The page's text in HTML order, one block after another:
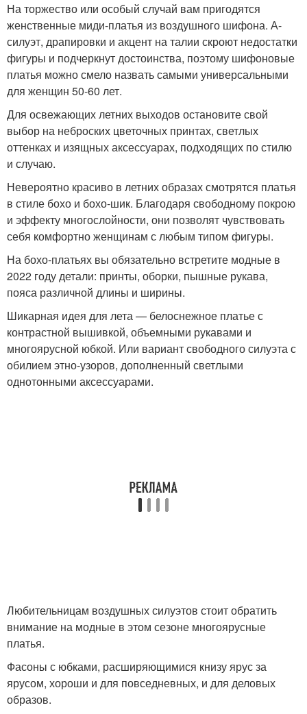
На торжество или особый случай вам пригодятся
женственные миди-платья из воздушного шифона. А-
силуэт, драпировки и акцент на талии скроют недостатки
фигуры и подчеркнут достоинства, поэтому шифоновые
платья можно смело назвать самыми универсальными
для женщин 50-60 лет.
Для освежающих летних выходов остановите свой
выбор на неброских цветочных принтах, светлых
оттенках и изящных аксессуарах, подходящих по стилю
и случаю.
Невероятно красиво в летних образах смотрятся платья
в стиле бохо и бохо-шик. Благодаря свободному покрою
и эффекту многослойности, они позволят чувствовать
себя комфортно женщинам с любым типом фигуры.
На бохо-платьях вы обязательно встретите модные в
2022 году детали: принты, оборки, пышные рукава,
пояса различной длины и ширины.
Шикарная идея для лета — белоснежное платье с
контрастной вышивкой, объемными рукавами и
многоярусной юбкой. Или вариант свободного силуэта с
обилием этно-узоров, дополненный светлыми
однотонными аксессуарами.
Любительницам воздушных силуэтов стоит обратить
внимание на модные в этом сезоне многоярусные
платья.
Фасоны с юбками, расширяющимися книзу ярус за
ярусом, хороши и для повседневных, и для деловых
образов.